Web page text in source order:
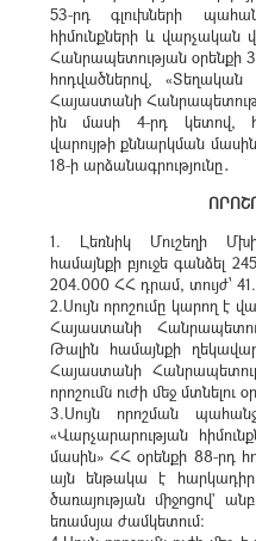
53-րդ գլուխների
հիմունքների և վարչական
Հանրապետության օրենքի
հոդվածներով,
Հայաստանի
ին մասի 4-րդ կետով,
վարույթի քննարկման
18-ի արձանագրությունը․
1. Լեռնիկ Մուշեղի
համայնքի բյուջե գանձել
204.000 ՀՀ դրամ, տույժ՝
2.Սույն որոշումը կարող է
Հայաստանի
Թալին համայնքի
Հայաստանի
որոշումն ուժի մեջ
3.Սույն որոշման
«Վարչարարության
մասին» ՀՀ օրենքի 88-րդ
այն ենթակա է
ծառայության միջոցով`
եռամսյա ժամկետում: